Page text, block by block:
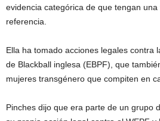
evidencia categórica de que tengan
referencia.
Ella ha tomado acciones legales contra
de Blackball inglesa (EBPF), que
mujeres transgénero que compiten en
Pinches dijo que era parte de un grupo